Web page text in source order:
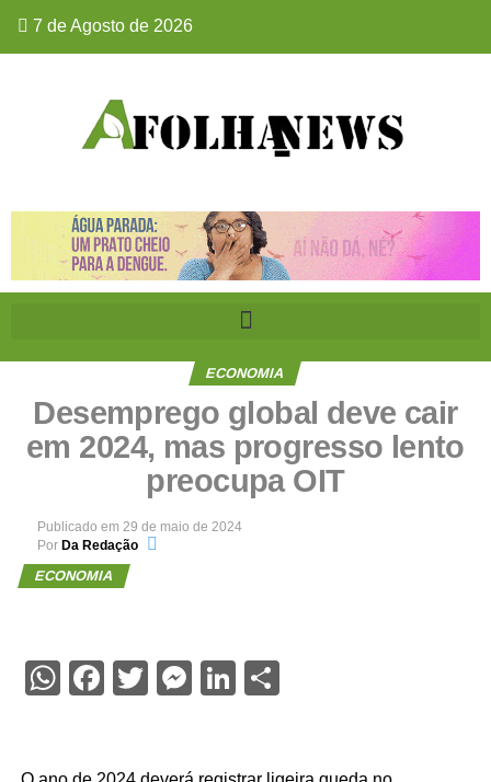
7 de Agosto de 2026
ECONOMIA
Desemprego global deve cair
em 2024, mas progresso lento
preocupa OIT
Publicado em 29 de maio de 2024
Por Da Redação
ECONOMIA
WhatsApp
Facebook
Twitter
Messenger
LinkedIn
Share